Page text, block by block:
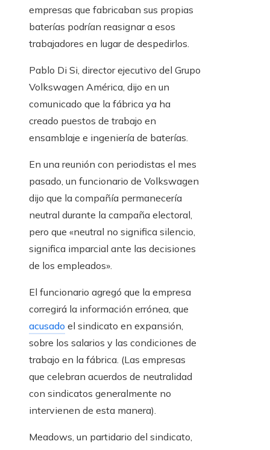
empresas que fabricaban sus propias
baterías podrían reasignar a esos
trabajadores en lugar de despedirlos.
Pablo Di Si, director ejecutivo del Grupo
Volkswagen América, dijo en un
comunicado que la fábrica ya ha
creado puestos de trabajo en
ensamblaje e ingeniería de baterías.
En una reunión con periodistas el mes
pasado, un funcionario de Volkswagen
dijo que la compañía permanecería
neutral durante la campaña electoral,
pero que «neutral no significa silencio,
significa imparcial ante las decisiones
de los empleados».
El funcionario agregó que la empresa
corregirá la información errónea, que
acusado el sindicato en expansión,
sobre los salarios y las condiciones de
trabajo en la fábrica. (Las empresas
que celebran acuerdos de neutralidad
con sindicatos generalmente no
intervienen de esta manera).
Meadows, un partidario del sindicato,